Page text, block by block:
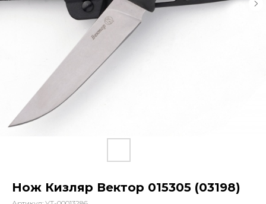
Нож Кизляр Вектор 015305 (03198)